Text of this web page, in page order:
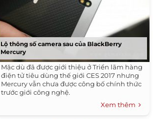
Lộ thông số camera sau của BlackBerry
Mercury
Mặc dù đã được giới thiệu ở Triển lãm hàng
điện tử tiêu dùng thế giới CES 2017 nhưng
Mercury vẫn chưa được công bố chính thức
trước giới công nghệ.
Xem thêm